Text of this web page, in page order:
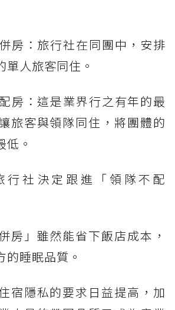
房：旅行社在同團中，安排
單人旅客同住。
房：這是業界行之有年的最
旅客與領隊同住，將團體的
低。
行社決定跟進「領隊不配
房」雖然能省下飯店成本，
的睡眠品質。
宿隱私的要求日益提高，加